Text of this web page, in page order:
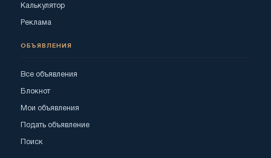
Калькулятор
Реклама
ОБЪЯВЛЕНИЯ
Все объявления
Блокнот
Мои объявления
Подать объявление
Поиск